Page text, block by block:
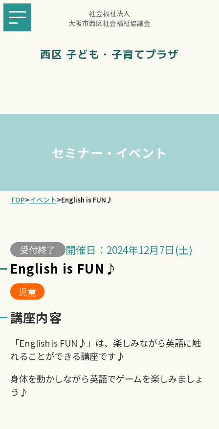
社会福祉法人
大阪市西区社会福祉協議会
西区 子ども・子育てプラザ
セミナー・イベント
TOP>イベント>English is FUN♪
受付終了 開催日：2024年12月7日(土)
English is FUN♪
児童
講座内容
「English is FUN♪」は、楽しみながら英語に触
れることができる講座です♪
身体を動かしながら英語でゲームを楽しみましょ
う♪